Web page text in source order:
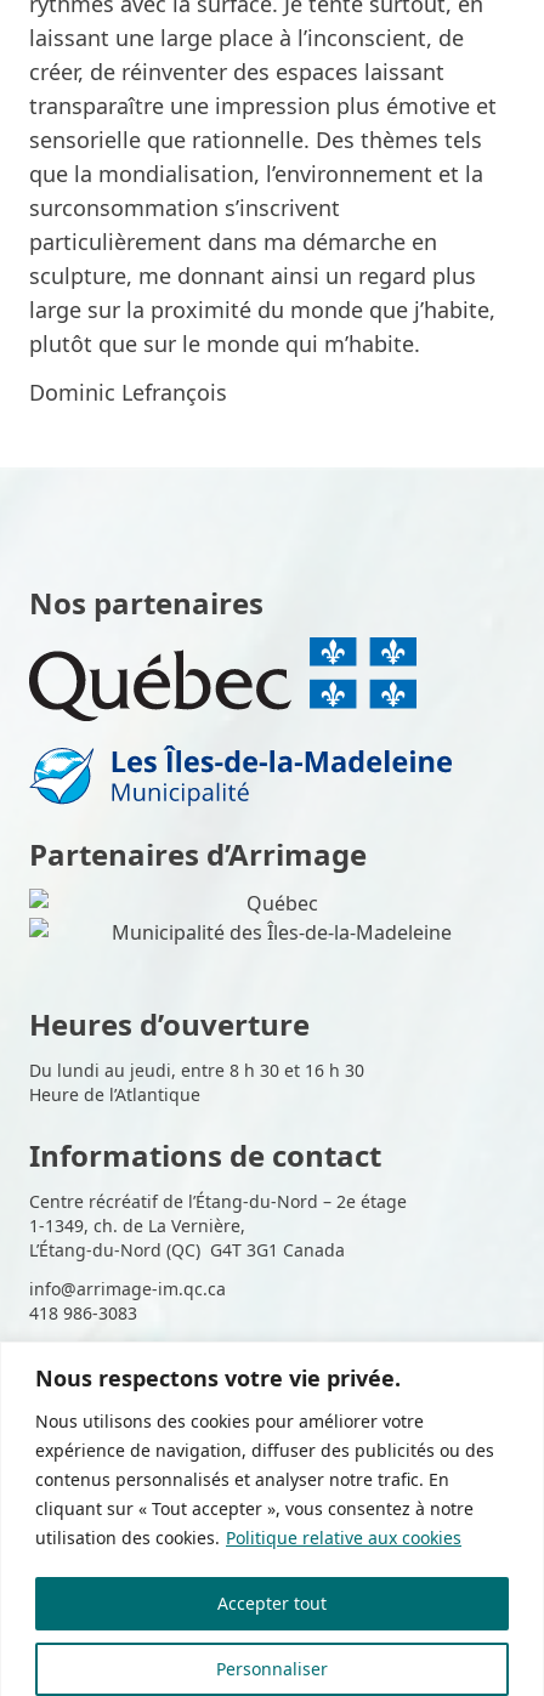
Nous respectons votre vie privée.
Nous utilisons des cookies pour améliorer votre
expérience de navigation, diffuser des publicités ou des
contenus personnalisés et analyser notre trafic. En
cliquant sur « Tout accepter », vous consentez à notre
utilisation des cookies. Politique relative aux cookies
Personnaliser
Accepter tout
laissant une large place à l’inconscient, de
créer, de réinventer des espaces laissant
transparaître une impression plus émotive et
sensorielle que rationnelle. Des thèmes tels
que la mondialisation, l’environnement et la
surconsommation s’inscrivent
particulièrement dans ma démarche en
sculpture, me donnant ainsi un regard plus
large sur la proximité du monde que j’habite,
plutôt que sur le monde qui m’habite.
Dominic Lefrançois
Nos partenaires
Partenaires d’Arrimage
Heures d’ouverture
Du lundi au jeudi, entre 8 h 30 et 16 h 30
Heure de l’Atlantique
Informations de contact
Centre récréatif de l’Étang-du-Nord – 2e étage
1-1349, ch. de La Vernière,
L’Étang-du-Nord (QC) G4T 3G1 Canada
info@arrimage-im.qc.ca
418 986-3083
Suivez-nous sur les médias
sociaux
Politique de confidentialité
Zone membres